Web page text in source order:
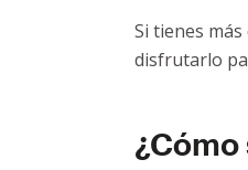
Si tienes
disfrutarlo